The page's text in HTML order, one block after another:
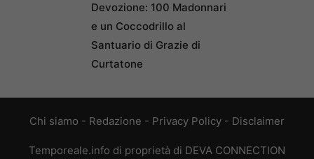
Devozione: 100 Madonnari
e un Coccodrillo al
Santuario di Grazie di
Curtatone
Chi siamo - Redazione - Privacy Policy - Disclaimer
Temporeale.info di proprietà di DEVA CONNECTION